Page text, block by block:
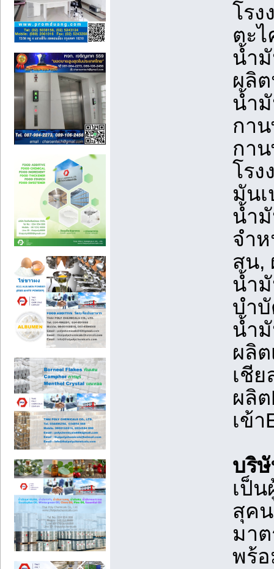
โร
ตะ
น้ำ
ผลิ
น้ำ
กา
กา
โรง
มัน
น้ำ
จำ
สน,
น้ำ
บำ
น้ำ
ผลิ
เชี
ผลิต
เข้า
บริ
เป็
สุค
มา
พร้